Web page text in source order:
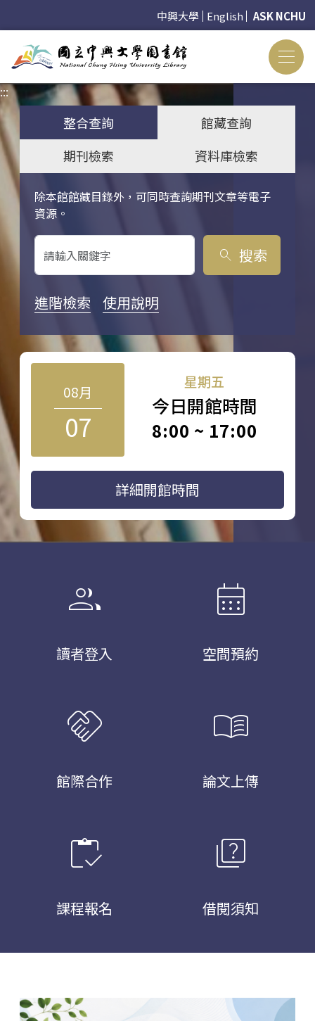
中興大學 English ASK NCHU
:::
整合查詢
館藏查詢
期刊檢索
資料庫檢索
除本館館藏目錄外，可同時查詢期刊文章等電子
資源。
關鍵字搜尋
search 搜索
進階檢索 使用說明
08月
07
星期五
今日開館時間
8:00 ~ 17:00
詳細開館時間
group
讀者登入
calendar_month
空間預約
handshake
館際合作
menu_book
論文上傳
inventory
課程報名
quiz
借閱須知